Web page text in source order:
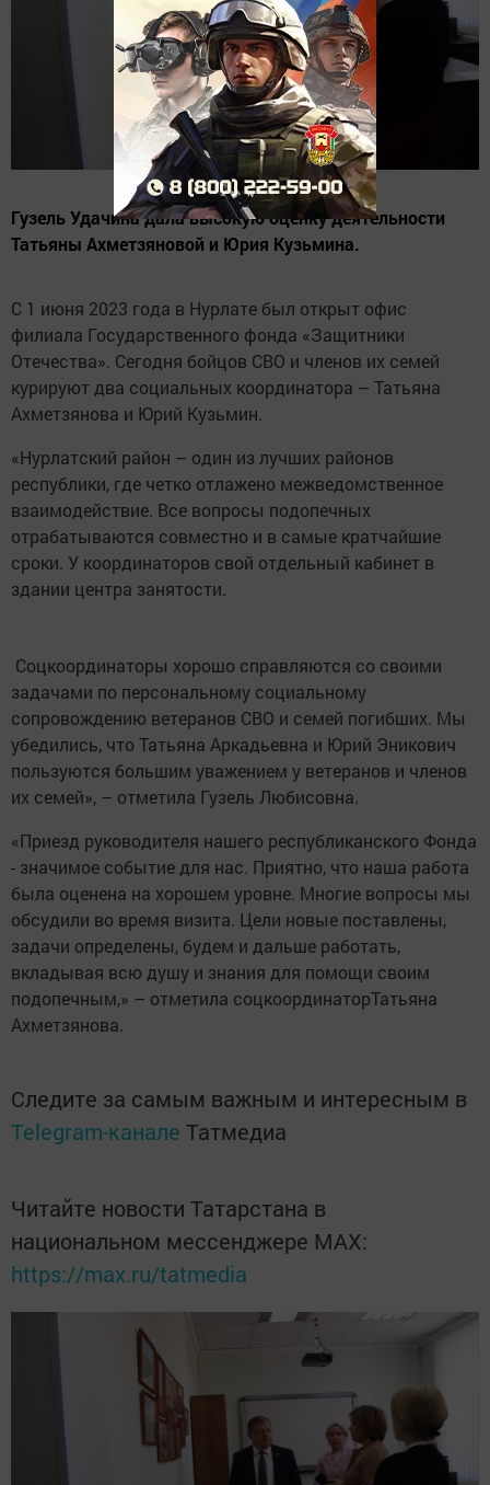
Гузель Удачина дала высокую оценку деятельности
Татьяны Ахметзяновой и Юрия Кузьмина.
С 1 июня 2023 года в Нурлате был открыт офис
филиала Государственного фонда «Защитники
Отечества». Сегодня бойцов СВО и членов их семей
курируют два социальных координатора – Татьяна
Ахметзянова и Юрий Кузьмин.
«Нурлатский район – один из лучших районов
республики, где четко отлажено межведомственное
взаимодействие. Все вопросы подопечных
отрабатываются совместно и в самые кратчайшие
сроки. У координаторов свой отдельный кабинет в
здании центра занятости.
Соцкоординаторы хорошо справляются со своими
задачами по персональному социальному
сопровождению ветеранов СВО и семей погибших. Мы
убедились, что Татьяна Аркадьевна и Юрий Эникович
пользуются большим уважением у ветеранов и членов
их семей», – отметила Гузель Любисовна.
«Приезд руководителя нашего республиканского Фонда
- значимое событие для нас. Приятно, что наша работа
была оценена на хорошем уровне. Многие вопросы мы
обсудили во время визита. Цели новые поставлены,
задачи определены, будем и дальше работать,
вкладывая всю душу и знания для помощи своим
подопечным,» – отметила соцкоординаторТатьяна
Ахметзянова.
Следите за самым важным и интересным в
Telegram-канале Татмедиа
Читайте новости Татарстана в
национальном мессенджере MАХ:
https://max.ru/tatmedia